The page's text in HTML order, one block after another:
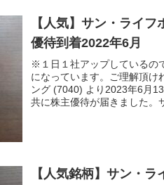
【人気】サン・ライ
優待到着2022年6月
※１日１社アップしているの
になっています。ご理解頂け
ング (7040) より2023年6月
共に株主優待が届きました。
【人気銘柄】サン・